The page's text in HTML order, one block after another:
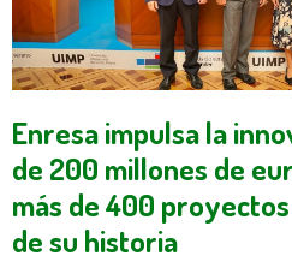
Enresa impulsa la
de 200 millones de
más de 400
de su historia